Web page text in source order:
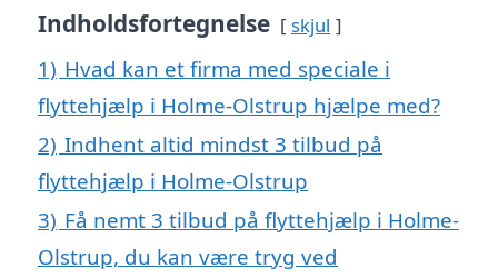
Indholdsfortegnelse skjul
1) Hvad kan et firma med speciale i
flyttehjælp i Holme-Olstrup hjælpe med?
2) Indhent altid mindst 3 tilbud på
flyttehjælp i Holme-Olstrup
3) Få nemt 3 tilbud på flyttehjælp i Holme-
Olstrup, du kan være tryg ved